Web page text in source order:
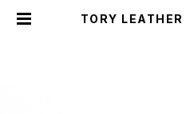
TORY LEATHER